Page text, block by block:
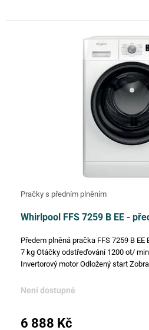
Pračky s předním plněním
Whirlpool FFS 7259 B EE -
Předem plněná pračka FFS 7259 B
7 kg Otáčky odstřeďování 1200 ot/
Invertorový motor Odložený start
prádlo…
Není dostupné
6 888 Kč